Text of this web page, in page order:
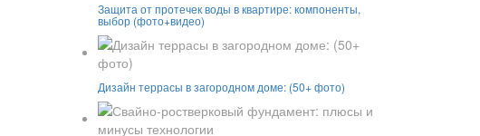
Защита от протечек воды в квартире: компоненты,
выбор (фото+видео)
Дизайн террасы в загородном доме: (50+ фото)